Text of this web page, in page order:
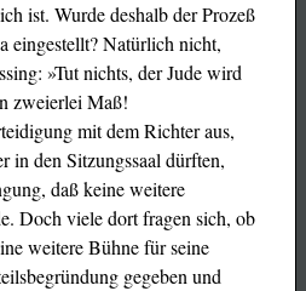
ist. Wurde deshalb der Prozeß
eingestellt? Natürlich nicht,
»Tut nichts, der Jude wird
zweierlei Maß!
mit dem Richter aus,
in den Sitzungssaal dürften,
daß keine weitere
Doch viele dort fragen sich, ob
weitere Bühne für seine
gegeben und